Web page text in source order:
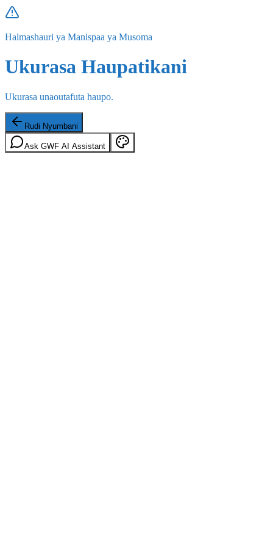
Halmashauri ya Manispaa ya Musoma
Ukurasa Haupatikani
Ukurasa unaoutafuta haupo.
Rudi Nyumbani
Ask GWF AI Assistant